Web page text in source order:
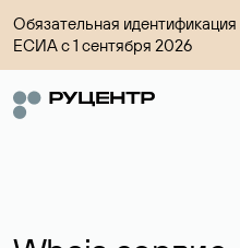
Обязательная идентификация
ЕСИА с 1 сентября 2026